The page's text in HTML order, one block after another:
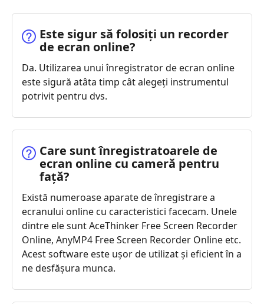
Este sigur să folosiți un recorder
de ecran online?
Da. Utilizarea unui înregistrator de ecran online
este sigură atâta timp cât alegeți instrumentul
potrivit pentru dvs.
Care sunt înregistratoarele de
ecran online cu cameră pentru
față?
Există numeroase aparate de înregistrare a
ecranului online cu caracteristici facecam. Unele
dintre ele sunt AceThinker Free Screen Recorder
Online, AnyMP4 Free Screen Recorder Online etc.
Acest software este ușor de utilizat și eficient în a
ne desfășura munca.